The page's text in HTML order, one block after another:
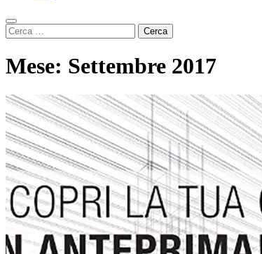
Cerca
Ricerca
per:
Mese: Settembre 2017